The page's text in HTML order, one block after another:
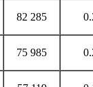
82 285
75 985